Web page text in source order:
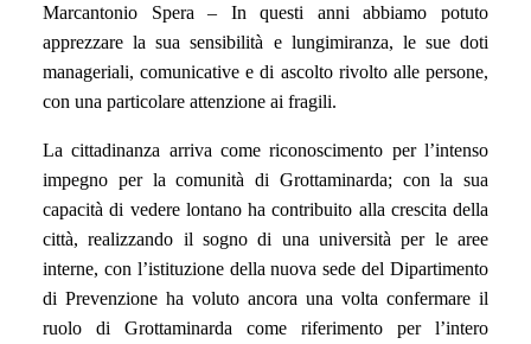
Marcantonio Spera – In questi anni abbiamo potuto
apprezzare la sua sensibilità e lungimiranza, le sue doti
manageriali, comunicative e di ascolto rivolto alle persone,
con una particolare attenzione ai fragili.
La cittadinanza arriva come riconoscimento per l’intenso
impegno per la comunità di Grottaminarda; con la sua
capacità di vedere lontano ha contribuito alla crescita della
città, realizzando il sogno di una università per le aree
interne, con l’istituzione della nuova sede del Dipartimento
di Prevenzione ha voluto ancora una volta confermare il
ruolo di Grottaminarda come riferimento per l’intero